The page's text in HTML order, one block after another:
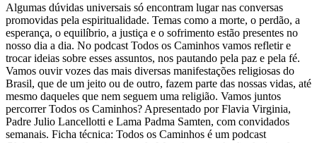
Algumas dúvidas universais só encontram lugar nas conversas
promovidas pela espiritualidade. Temas como a morte, o perdão, a
esperança, o equilíbrio, a justiça e o sofrimento estão presentes no
nosso dia a dia. No podcast Todos os Caminhos vamos refletir e
trocar ideias sobre esses assuntos, nos pautando pela paz e pela fé.
Vamos ouvir vozes das mais diversas manifestações religiosas do
Brasil, que de um jeito ou de outro, fazem parte das nossas vidas, até
mesmo daqueles que nem seguem uma religião. Vamos juntos
percorrer Todos os Caminhos? Apresentado por Flavia Virginia,
Padre Julio Lancellotti e Lama Padma Samten, com convidados
semanais. Ficha técnica: Todos os Caminhos é um podcast